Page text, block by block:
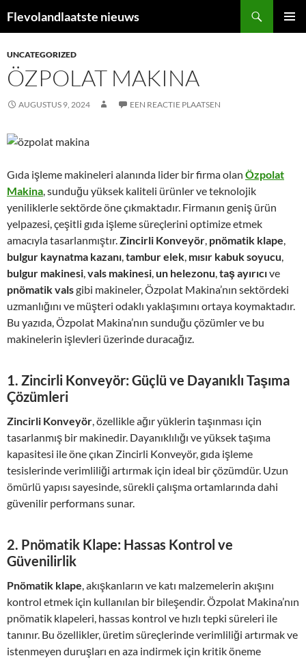
naar
inhoud
Flevolandlaatste nieuws
UNCATEGORIZED
ÖZPOLAT MAKINA
AUGUSTUS 9, 2024 EEN REACTIE PLAATSEN
Gıda işleme makineleri alanında lider bir firma olan Özpolat
Makina, sunduğu yüksek kaliteli ürünler ve teknolojik
yeniliklerle sektörde öne çıkmaktadır. Firmanın geniş ürün
yelpazesi, çeşitli gıda işleme süreçlerini optimize etmek
amacıyla tasarlanmıştır.Zincirli Konveyör, pnömatik klape,
bulgur kaynatma kazanı,tambur elek, mısır kabuk soyucu,
bulgur makinesi,vals makinesi,un helezonu,taş ayırıcıve
pnömatik valsgibi makineler, Özpolat Makina’nın sektördeki
uzmanlığını ve müşteri odaklı yaklaşımını ortaya koymaktadır.
Bu yazıda, Özpolat Makina’nın sunduğu çözümler ve bu
makinelerin işlevleri üzerinde duracağız.
1. Zincirli Konveyör: Güçlü ve Dayanıklı Taşıma
Çözümleri
Zincirli Konveyör, özellikle ağır yüklerin taşınması için
tasarlanmış bir makinedir. Dayanıklılığı ve yüksek taşıma
kapasitesi ile öne çıkan Zincirli Konveyör, gıda işleme
tesislerinde verimliliği artırmak için ideal bir çözümdür. Uzun
ömürlü yapısı sayesinde, sürekli çalışma ortamlarında dahi
güvenilir performans sunar.
2. Pnömatik Klape: Hassas Kontrol ve
Güvenilirlik
Pnömatik klape, akışkanların ve katı malzemelerin akışını
kontrol etmek için kullanılan bir bileşendir. Özpolat Makina’nın
pnömatik klapeleri, hassas kontrol ve hızlı tepki süreleri ile
tanınır. Bu özellikler, üretim süreçlerinde verimliliği artırmak ve
istenmeyen duruşları en aza indirmek için kritik öneme